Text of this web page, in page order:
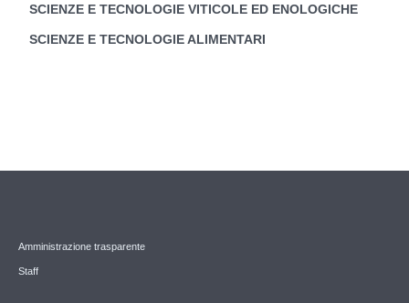
SCIENZE E TECNOLOGIE VITICOLE ED ENOLOGICHE
SCIENZE E TECNOLOGIE ALIMENTARI
Amministrazione trasparente
Staff